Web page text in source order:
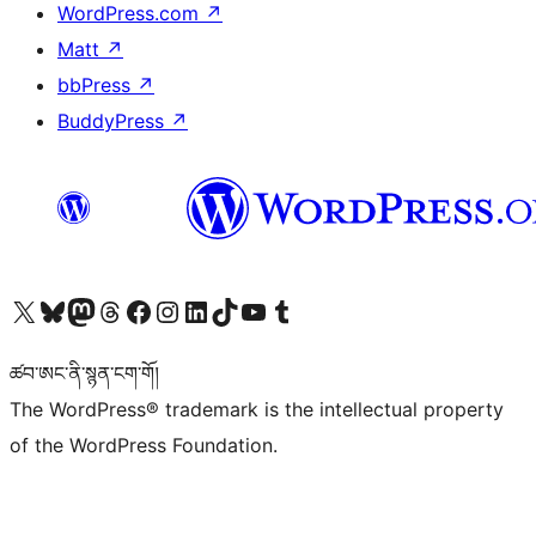
WordPress.com ↗
Matt ↗
bbPress ↗
BuddyPress ↗
Visit our X (formerly Twitter) account
Visit our Bluesky account
Visit our Mastodon account
Visit our Threads account
Visit our Facebook page
Visit our Instagram account
Visit our LinkedIn account
Visit our TikTok account
Visit our YouTube channel
Visit our Tumblr account
ཚབ་ཨང་ནི་སྙན་ངག་གོ།
The WordPress® trademark is the intellectual property
of the WordPress Foundation.